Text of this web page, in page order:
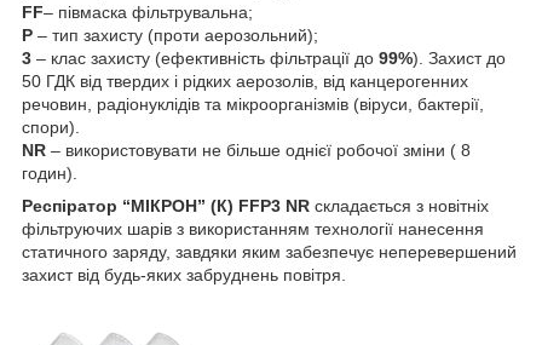
FF– півмаска фільтрувальна;
P – тип захисту (проти аерозольний);
3 – клас захисту (ефективність фільтрації до 99%). Захист до
50 ГДК від твердих і рідких аерозолів, від канцерогенних
речовин, радіонуклідів та мікроорганізмів (віруси, бактерії,
спори).
NR – використовувати не більше однієї робочої зміни ( 8
годин).
Респіратор “МІКРОН” (К) FFP3 NR складається з новітніх
фільтруючих шарів з використанням технології нанесення
статичного заряду, завдяки яким забезпечує неперевершений
захист від будь-яких забруднень повітря.